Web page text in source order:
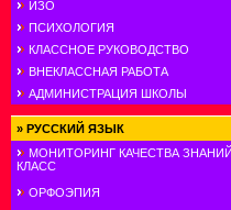
ИЗО
ПСИХОЛОГИЯ
КЛАССНОЕ РУКОВОДСТВО
ВНЕКЛАССНАЯ РАБОТА
АДМИНИСТРАЦИЯ ШКОЛЫ
» РУССКИЙ ЯЗЫК
МОНИТОРИНГ КАЧЕСТВА
КЛАСС
ОРФОЭПИЯ